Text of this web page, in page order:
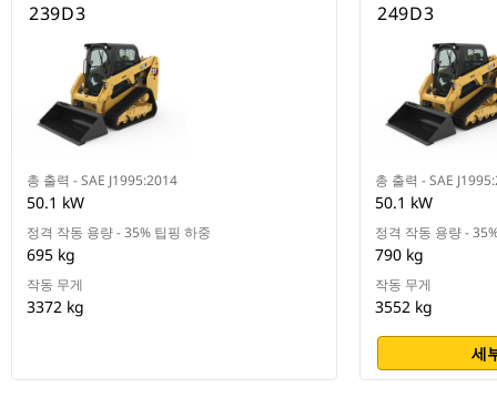
239D3
총 출력 - SAE J1995:2014
50.1 kW
정격 작동 용량 - 35% 팁핑 하중
695 kg
작동 무게
3372 kg
249D3
총 출력 - SAE
50.1 kW
정격 작동 용량 -
790 kg
작동 무게
3552 kg
세